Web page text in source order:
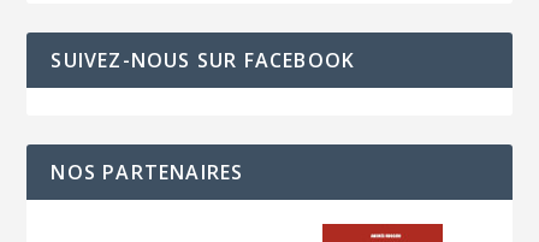
SUIVEZ-NOUS SUR FACEBOOK
NOS PARTENAIRES